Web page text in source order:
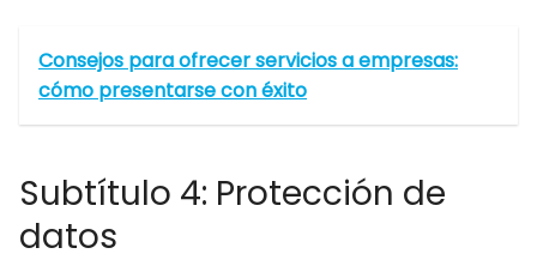
Consejos para ofrecer servicios a empresas:
cómo presentarse con éxito
Subtítulo 4: Protección de
datos